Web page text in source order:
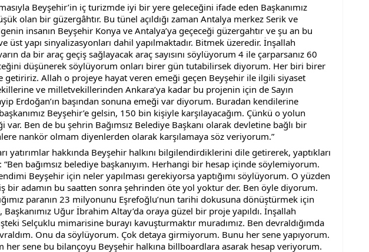
Beyşehir’in iç turizmde iyi bir yere geleceğini ifade eden Başkanımız
olan bir güzergâhtır. Bu tünel açıldığı zaman Antalya merkez Serik ve
insanın Beyşehir Konya ve Antalya’ya geçeceği güzergahtır ve şu an bu
yapı sinyalizasyonları dahil yapılmaktadır. Bitmek üzeredir. İnşallah
da bir araç geçiş sağlayacak araç sayısını söylüyorum 4 ile çarparsanız 60
düşünerek söylüyorum onları birer gün tutabilirsek diyorum. Her biri birer
getiririz. Allah o projeye hayat veren emeği geçen Beyşehir ile ilgili siyaset
ve milletvekillerinden Ankara’ya kadar bu projenin için de Sayın
Erdoğan’ın başından sonuna emeği var diyorum. Buradan kendilerine
Beyşehir’e gelsin, 150 bin kişiyle karşılayacağım. Çünkü o yolun
Ben de bu şehrin Bağımsız Belediye Başkanı olarak devletine bağlı bir
nankör olmam diyenlerden olarak karşılamaya söz veriyorum.”
yatırımlar hakkında Beyşehir halkını bilgilendirdiklerini dile getirerek, yaptıkları
“Ben bağımsız belediye başkanıyım. Herhangi bir hesap içinde söylemiyorum.
Beyşehir için neler yapılması gerekiyorsa yaptığımı söylüyorum. O yüzden
bir adamın bu saatten sonra şehrinden öte yol yoktur der. Ben öyle diyorum.
paranın 23 milyonunu Eşrefoğlu’nun tarihi dokusuna dönüştürmek için
Başkanımız Uğur İbrahim Altay’da oraya güzel bir proje yapıldı. İnşallah
Selçuklu mimarisine burayı kavuşturmaktır muradımız. Ben devraldığımda
Onu da söylüyorum. Çok detaya girmiyorum. Bunu her sene yapıyorum.
her sene bu bilançoyu Beyşehir halkına billboardlara asarak hesap veriyorum.